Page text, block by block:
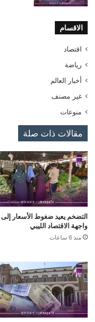
الاقسام
اقتصاد
رياضة
أخبار العالم
غير مصنف
منوعات
مقالات ذات صلة
التضخم يعيد ضغوط الأسعار إلى
واجهة الاقتصاد الليبي
منذ 6 ساعات